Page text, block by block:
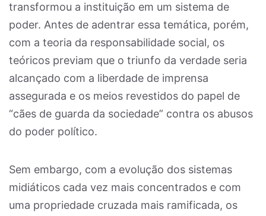
transformou a instituição em um sistema de
poder. Antes de adentrar essa temática, porém,
com a teoria da responsabilidade social, os
teóricos previam que o triunfo da verdade seria
alcançado com a liberdade de imprensa
assegurada e os meios revestidos do papel de
“cães de guarda da sociedade” contra os abusos
do poder político.
Sem embargo, com a evolução dos sistemas
midiáticos cada vez mais concentrados e com
uma propriedade cruzada mais ramificada, os